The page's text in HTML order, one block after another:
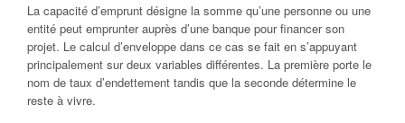
La capacité d’emprunt désigne la somme qu’une personne ou une
entité peut emprunter auprès d’une banque pour financer son
projet. Le calcul d’enveloppe dans ce cas se fait en s’appuyant
principalement sur deux variables différentes. La première porte le
nom de taux d’endettement tandis que la seconde détermine le
reste à vivre.